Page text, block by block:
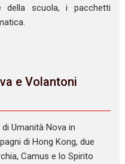
della scuola, i pacchetti
e Volantoni
Umanità Nova in
di Hong Kong, due
Camus e lo Spirito